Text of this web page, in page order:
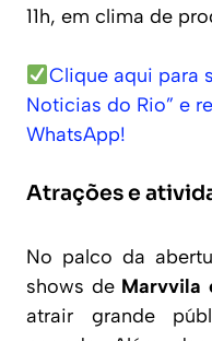
11h, em clima de
Clique aqui para
Noticias do Rio” e
WhatsApp!
Atrações e
No palco da
shows de Marvvila
atrair grande